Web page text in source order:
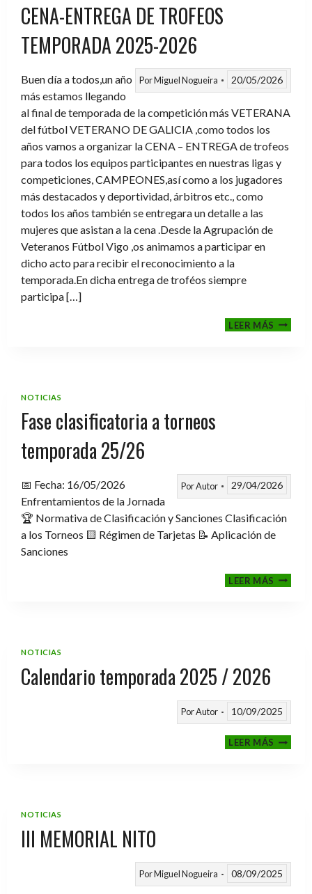
CENA-ENTREGA DE TROFEOS
TEMPORADA 2025-2026
PorMiguel Nogueira 20/05/2026
Buen día a todos,un año
más estamos llegando
al final de temporada de la competición más VETERANA
del fútbol VETERANO DE GALICIA ,como todos los
años vamos a organizar la CENA – ENTREGA de trofeos
para todos los equipos participantes en nuestras ligas y
competiciones, CAMPEONES,así como a los jugadores
más destacados y deportividad, árbitros etc., como
todos los años también se entregara un detalle a las
mujeres que asistan a la cena .Desde la Agrupación de
Veteranos Fútbol Vigo ,os animamos a participar en
dicho acto para recibir el reconocimiento a la
temporada.En dicha entrega de troféos siempre
participa […]
LEER MÁSCENA-
NOTICIAS
Fase clasificatoria a torneos
temporada 25/26
PorAutor 29/04/2026
📅 Fecha: 16/05/2026
Enfrentamientos de la Jornada
🏆 Normativa de Clasificación y Sanciones Clasificación
a los Torneos 🟨 Régimen de Tarjetas 📝 Aplicación de
Sanciones
LEER MÁSFASE
NOTICIAS
Calendario temporada 2025 / 2026
PorAutor 10/09/2025
LEER MÁS
NOTICIAS
III MEMORIAL NITO
PorMiguel Nogueira 08/09/2025